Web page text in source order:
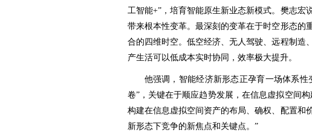
工智能+”，培育智能原生新业态新模式。樊志宏
带来根本性变革。最深刻的变革在于时空形态的
合的四维时空。低空经济、无人驾驶、远程制
产生活可以低成本实时协同，效率极大提升。
他强调，智能经济新形态正孕育一场体系
卷”，关键在于顺应趋势发展，在信息虚拟空间
构建在信息虚拟空间资产的布局、确权、配置和
新形态下竞争的新焦点和关键点。”